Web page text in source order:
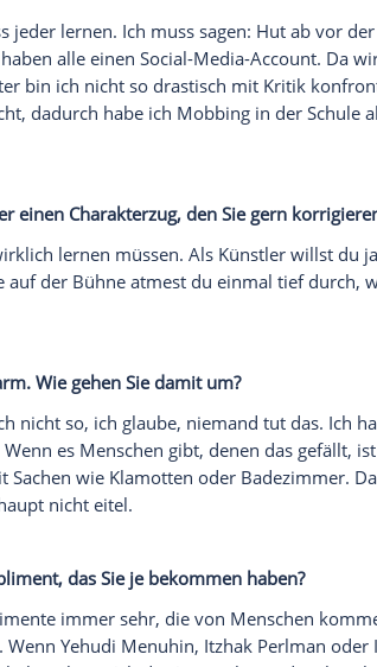
Bühne leben?
schwerfallen. Auch mit Blick auf
Probleme hatte. Ich habe die Bühne
Zeit gemacht?
Zeit mit meiner Familie verbracht.
mit meiner Mama. Ich bin auch oft
zusammen. Wir haben
gearbeitet, sie ist ja auch
gehabt. Ich habe einfach
einer Situation rückt man noch
um?
muss jeder lernen. Ich muss sagen:
die haben alle einen Social-